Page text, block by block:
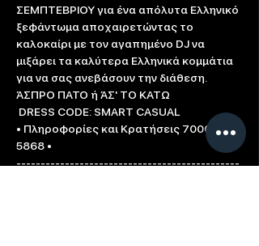
ΣΕΜΠΤΕΒΡΙΟΥ για ένα απόλυτα Ελληνικό
ξεφάντωμα αποχαιρετώντας το
καλοκαίρι με τον αγαπημένο DJ να
μιξάρει τα καλύτερα Ελληνικά κομμάτια
για να σας ανεβάσουν την διάθεση.
ΆΣΠΡΟ ΠΑΤΟ ή ΆΣ' ΤO ΚΑΤΩ
• Πληροφορίες και Κρατήσεις 7000
5868 •
----------------------------------------------